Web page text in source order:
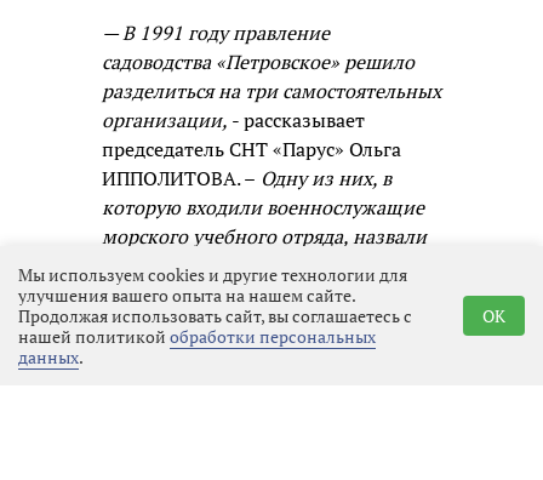
— В 1991 году правление
садоводства «Петровское» решило
разделиться на три самостоятельных
организации, - рассказывает
председатель СНТ «Парус» Ольга
ИППОЛИТОВА. – Одну из них, в
которую входили военнослужащие
морского учебного отряда, назвали
«Парус». Понятно почему, ведь
моряки ассоциируются с
романтикой, водными просторами,
кораблями. Ветер наполняет паруса
Мы используем cookies и другие технологии для
улучшения вашего опыта на нашем сайте.
Продолжая использовать сайт, вы соглашаетесь с
нашей политикой обработки персональных
данных.
OK